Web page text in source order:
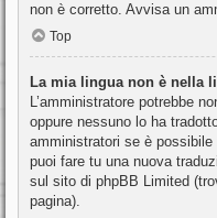
non è corretto. Avvisa un
Top
La mia lingua non è nella
L’amministratore potrebbe
oppure nessuno lo ha
amministratori se è
puoi fare tu una nuova
sul sito di phpBB Limited
pagina).